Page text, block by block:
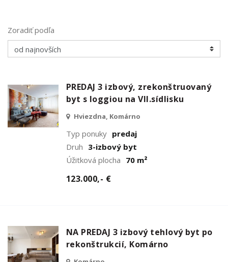
Zoradiť podľa
PREDAJ 3 izbový, zrekonštruovaný
byt s loggiou na VII.sídlisku
Hviezdna, Komárno
Typ ponuky predaj
Druh 3-izbový byt
Úžitková plocha 70 m²
123.000,- €
NA PREDAJ 3 izbový tehlový byt po
rekonštrukcií, Komárno